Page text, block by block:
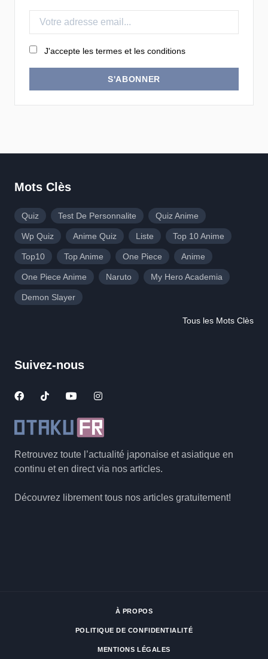
J'accepte les termes et les conditions
S'ABONNER
Retrouvez toute l’actualité japonaise et asiatique en
continu et en direct via nos articles.
Découvrez librement tous nos articles gratuitement!
Mots Clès
Quiz Test De Personnalite Quiz Anime
Wp Quiz Anime Quiz Liste Top 10 Anime
Top10 Top Anime One Piece Anime
One Piece Anime Naruto My Hero Academia
Demon Slayer
Tous les Mots Clès
Suivez-nous
À PROPOS
POLITIQUE DE CONFIDENTIALITÉ
MENTIONS LÉGALES